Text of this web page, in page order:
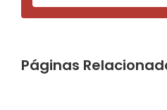
Páginas